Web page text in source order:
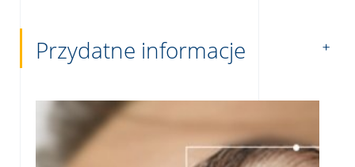
Przydatne informacje